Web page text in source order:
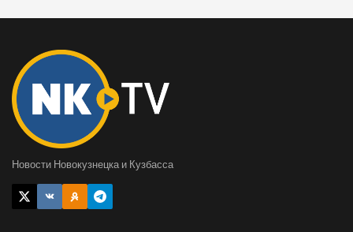
Новости Новокузнецка и Кузбасса